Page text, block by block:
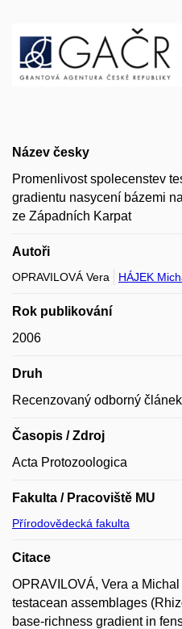
Název česky
Promenlivost spolecenstev
gradientu nasycení bázemi
ze Západních Karpat
Autoři
OPRAVILOVÁ Vera HÁJEK
Rok publikování
2006
Druh
Recenzovaný odborný článek
Časopis / Zdroj
Acta Protozoologica
Fakulta / Pracoviště MU
Přírodovědecká fakulta
Citace
OPRAVILOVÁ, Vera a
testacean assemblages
base-richness gradient in